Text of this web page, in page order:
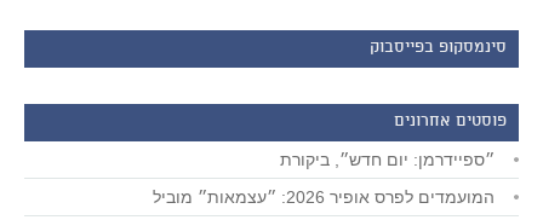
סינמסקופ בפייסבוק
פוסטים אחרונים
״ספיידרמן: יום חדש״, ביקורת
המועמדים לפרס אופיר 2026: ״עצמאות״ מוביל